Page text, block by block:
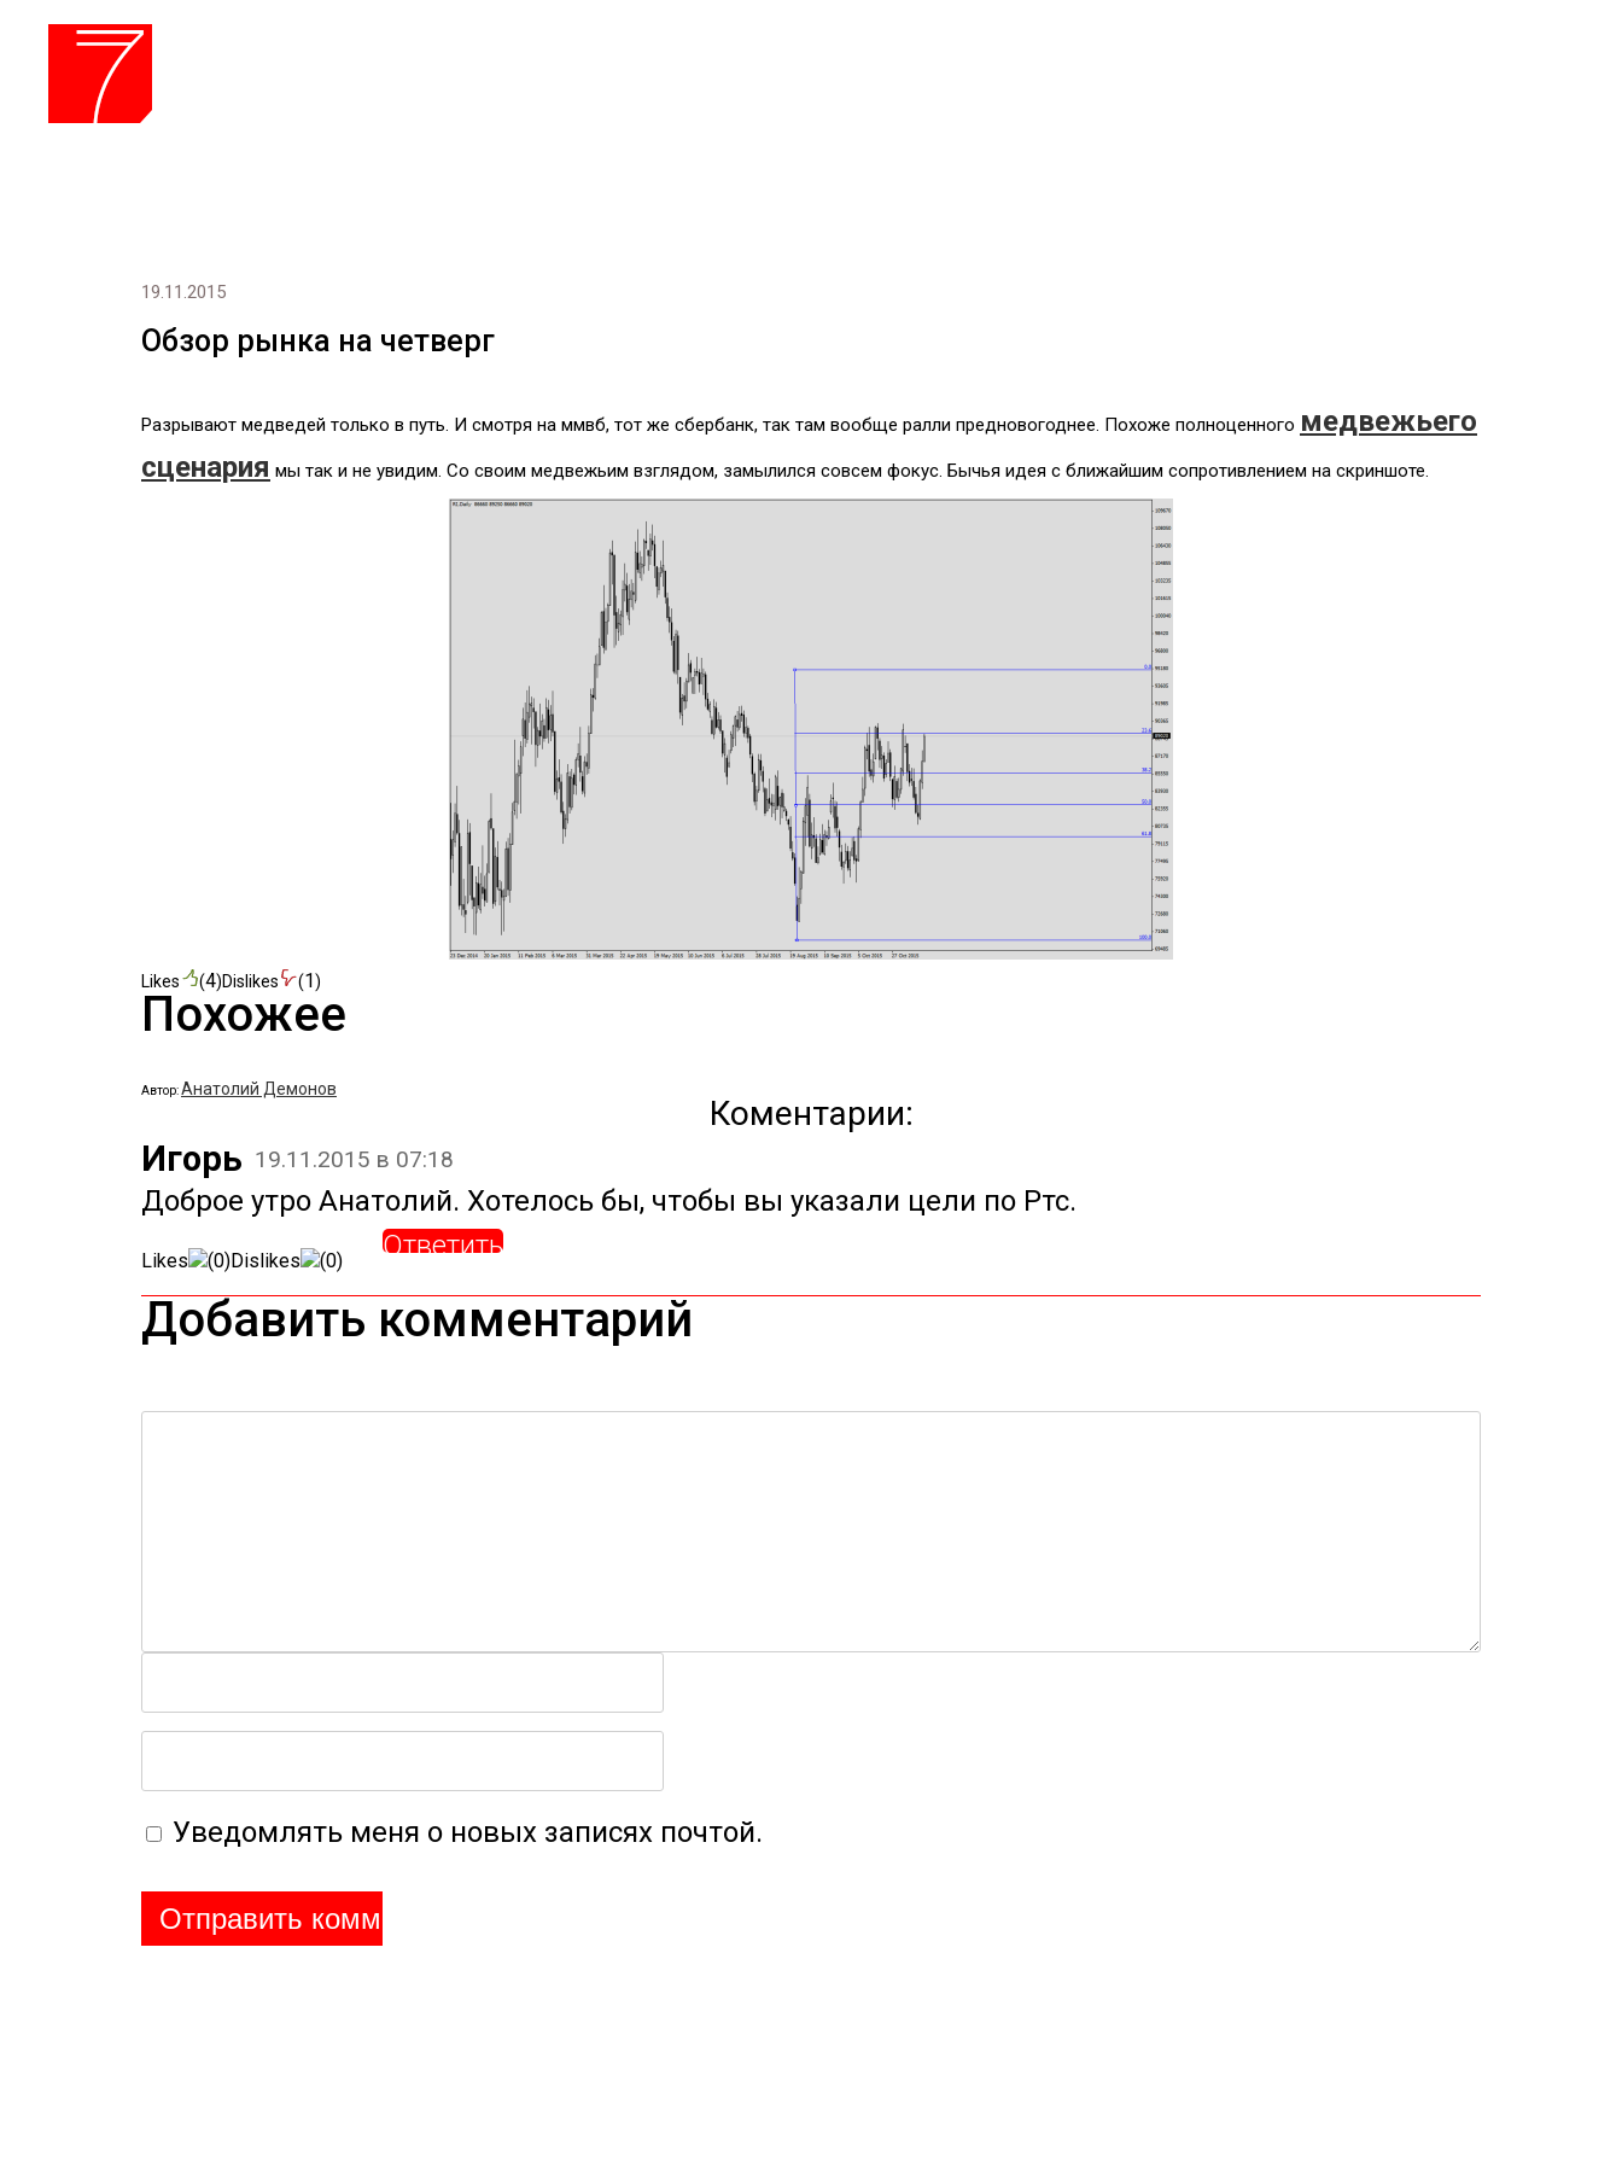
19.11.2015
Обзор рынка на четверг
Разрывают медведей только в путь. И смотря на ммвб, тот же сбербанк, так там вообще ралли предновогоднее. Похоже полноценного медвежьего
сценария мы так и не увидим. Со своим медвежьим взглядом, замылился совсем фокус. Бычья идея с ближайшим сопротивлением на скриншоте.
Likes (4)Dislikes (1)
Похожее
Автор: Анатолий Демонов
Коментарии:
Игорь 19.11.2015 в 07:18
Доброе утро Анатолий. Хотелось бы, чтобы вы указали цели по Ртс.
Likes (0)Dislikes (0) Ответить
Добавить комментарий
Уведомлять меня о новых записях почтой.